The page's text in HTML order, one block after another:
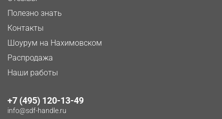
Полезно знать
Контакты
Шоурум на Нахимовском
Распродажа
Наши работы
+7 (495) 120-13-49
info@sdf-handle.ru